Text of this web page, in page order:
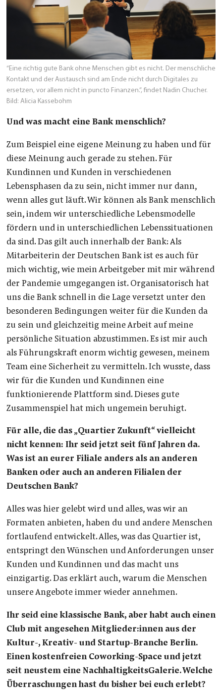
“Eine richtig gute Bank ohne Menschen gibt es nicht. Der menschliche
Kontakt und der Austausch sind am Ende nicht durch Digitales zu
ersetzen, vor allem nicht in puncto Finanzen.”, findet Nadin Chucher.
Bild: Alicia Kassebohm
Und was macht eine Bank menschlich?
Zum Beispiel eine eigene Meinung zu haben und für
diese Meinung auch gerade zu stehen. Für
Kundinnen und Kunden in verschiedenen
Lebensphasen da zu sein, nicht immer nur dann,
wenn alles gut läuft. Wir können als Bank menschlich
sein, indem wir unterschiedliche Lebensmodelle
fördern und in unterschiedlichen Lebenssituationen
da sind. Das gilt auch innerhalb der Bank: Als
Mitarbeiterin der Deutschen Bank ist es auch für
mich wichtig, wie mein Arbeitgeber mit mir während
der Pandemie umgegangen ist. Organisatorisch hat
uns die Bank schnell in die Lage versetzt unter den
besonderen Bedingungen weiter für die Kunden da
zu sein und gleichzeitig meine Arbeit auf meine
persönliche Situation abzustimmen. Es ist mir auch
als Führungskraft enorm wichtig gewesen, meinem
Team eine Sicherheit zu vermitteln. Ich wusste, dass
wir für die Kunden und Kundinnen eine
funktionierende Plattform sind. Dieses gute
Zusammenspiel hat mich ungemein beruhigt.
Für alle, die das „Quartier Zukunft“ vielleicht
nicht kennen: Ihr seid jetzt seit fünf Jahren da.
Was ist an eurer Filiale anders als an anderen
Banken oder auch an anderen Filialen der
Deutschen Bank?
Alles was hier gelebt wird und alles, was wir an
Formaten anbieten, haben du und andere Menschen
fortlaufend entwickelt. Alles, was das Quartier ist,
entspringt den Wünschen und Anforderungen unser
Kunden und Kundinnen und das macht uns
einzigartig. Das erklärt auch, warum die Menschen
unsere Angebote immer wieder annehmen.
Ihr seid eine klassische Bank, aber habt auch einen
Club mit angesehen Mitglieder:innen aus der
Kultur-, Kreativ- und Startup-Branche Berlin.
Einen kostenfreien Coworking-Space und jetzt
seit neustem eine NachhaltigkeitsGalerie. Welche
Überraschungen hast du bisher bei euch erlebt?